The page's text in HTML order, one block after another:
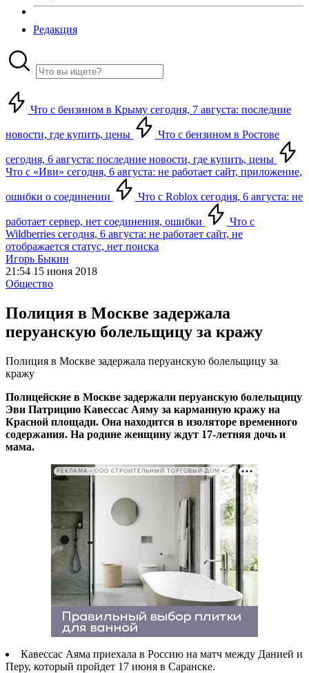
Редакция
Что с бензином в Крыму сегодня, 7 августа: последние
новости, где купить, цены Что с бензином в Ростове
сегодня, 6 августа: последние новости, где купить, цены
Что с «Иви» сегодня, 6 августа: не работает сайт, приложение,
ошибки о соединении Что с Roblox сегодня, 6 августа: не
работает сервер, нет соединения, ошибки
Что с
Wildberries сегодня, 6 августа: не работает сайт, не
отображается статус, нет поиска
Игорь Быкин
21:54 15 июня 2018
Общество
Полиция в Москве задержала
перуанскую болельщицу за кражу
Полиция в Москве задержала перуанскую болельщицу за
кражу
Полицейские в Москве задержали перуанскую болельщицу
Эви Патрицию Кавессас Аяму за карманную кражу на
Красной площади. Она находится в изоляторе временного
содержания. На родине женщину ждут 17-летняя дочь и
мама.
РЕКЛАМА • ООО СТРОИТЕЛЬНЫЙ ТОРГОВЫЙ ДОМ «ПЕТРОВИЧ». ИНН: 7802348846
Кавессас Аяма приехала в Россию на матч между Данией и
Перу, который пройдет 17 июня в Саранске.